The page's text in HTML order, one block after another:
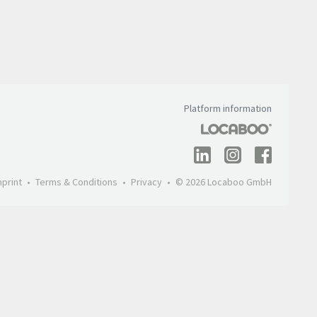
Platform information
Terms & Conditions Privacy © 2026 Locaboo GmbH